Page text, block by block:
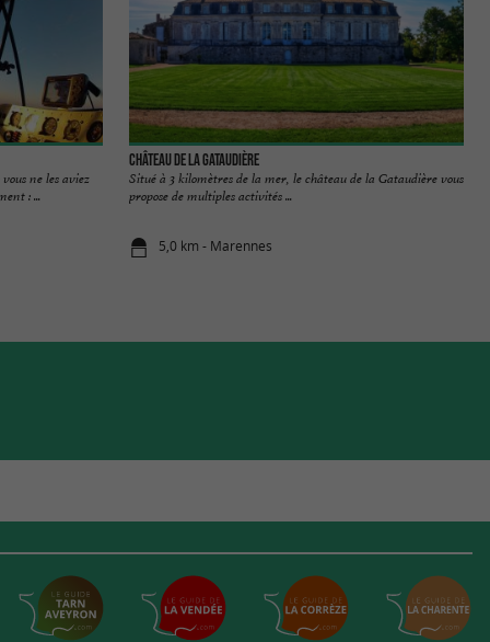
ne les aviez
: ...
Château de la Gataudière
Situé à 3 kilomètres de la mer, le château de la Gataudière vous
propose de multiples activités ...
5,0 km - Marennes